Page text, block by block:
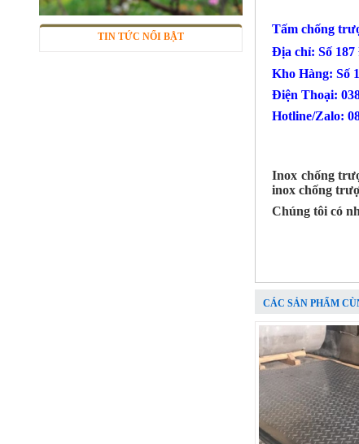
TIN TỨC NỔI BẬT
Tấm chống
Địa chỉ: Số
Kho Hàng: Số
Điện
Hotline/Zalo:
Inox chống
inox chống
Chúng tôi có
CÁC SẢN PHẨM